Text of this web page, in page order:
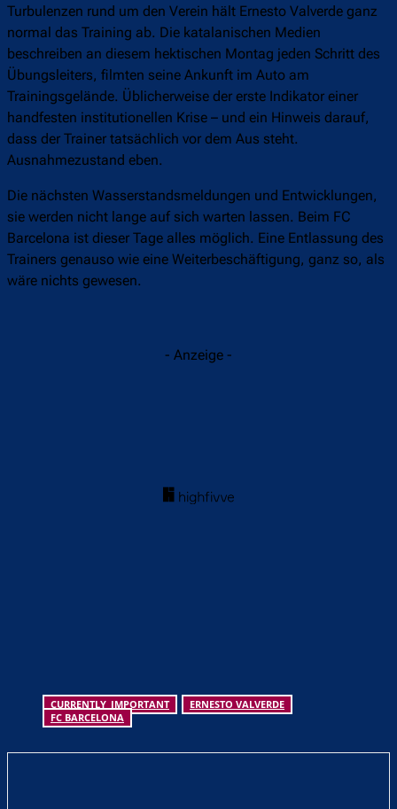
Turbulenzen rund um den Verein hält Ernesto Valverde ganz
normal das Training ab. Die katalanischen Medien
beschreiben an diesem hektischen Montag jeden Schritt des
Übungsleiters, filmten seine Ankunft im Auto am
Trainingsgelände. Üblicherweise der erste Indikator einer
handfesten institutionellen Krise – und ein Hinweis darauf,
dass der Trainer tatsächlich vor dem Aus steht.
Ausnahmezustand eben.
Die nächsten Wasserstandsmeldungen und Entwicklungen,
sie werden nicht lange auf sich warten lassen. Beim FC
Barcelona ist dieser Tage alles möglich. Eine Entlassung des
Trainers genauso wie eine Weiterbeschäftigung, ganz so, als
wäre nichts gewesen.
- Anzeige -
CURRENTLY_IMPORTANT
ERNESTO VALVERDE
FC BARCELONA